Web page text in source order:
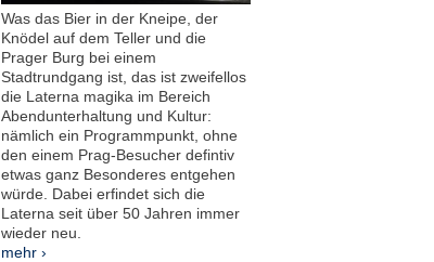
Was das Bier in der Kneipe, der
Knödel auf dem Teller und die
Prager Burg bei einem
Stadtrundgang ist, das ist zweifellos
die Laterna magika im Bereich
Abendunterhaltung und Kultur:
nämlich ein Programmpunkt, ohne
den einem Prag-Besucher defintiv
etwas ganz Besonderes entgehen
würde. Dabei erfindet sich die
Laterna seit über 50 Jahren immer
wieder neu.
mehr ›